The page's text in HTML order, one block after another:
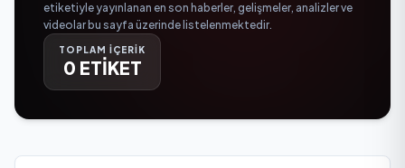
etiketiyle yayınlanan en son haberler, gelişmeler, analizler ve
videolar bu sayfa üzerinde listelenmektedir.
TOPLAM İÇERİK
0 ETİKET